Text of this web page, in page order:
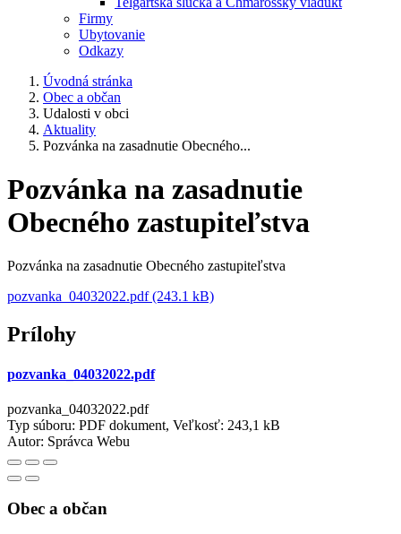
Firmy
Ubytovanie
Odkazy
Úvodná stránka
Obec a občan
Udalosti v obci
Aktuality
Pozvánka na zasadnutie Obecného...
Pozvánka na zasadnutie
Obecného zastupiteľstva
Pozvánka na zasadnutie Obecného zastupiteľstva
pozvanka_04032022.pdf (243.1 kB)
Prílohy
pozvanka_04032022.pdf
pozvanka_04032022.pdf
Typ súboru: PDF dokument, Veľkosť: 243,1 kB
Autor: Správca Webu
Obec a občan